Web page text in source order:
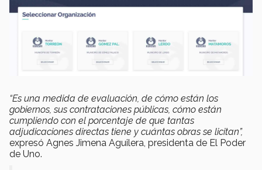
“Es una medida de evaluación, de cómo están los
gobiernos, sus contrataciones públicas, cómo están
cumpliendo con el porcentaje de que tantas
adjudicaciones directas tiene y cuántas obras se licitan”,
expresó Agnes Jimena Aguilera, presidenta de El Poder
de Uno.